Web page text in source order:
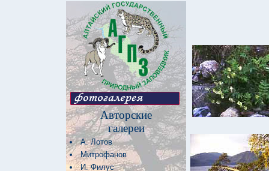
Авторские
галереи
А. Лотов
Митрофанов
И. Филус